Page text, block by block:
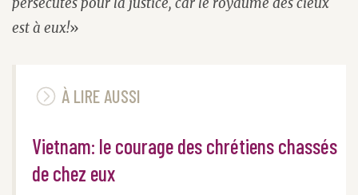
est à eux!»
À LIRE AUSSI
Vietnam: le courage des chrétiens chassés
de chez eux